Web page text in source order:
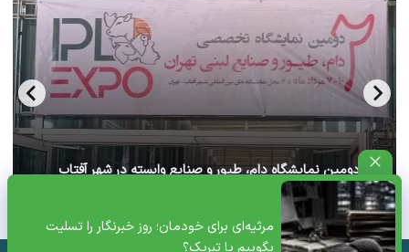
مرثیه‌ای برای خودمان؛ روز خبرنگار را تسلیت
بگوییم یا تبریک؟
آغاز دومین نمایشگاه دام، طیور و صنایع وابسته در شهر آفتاب
تهران+ ویدئو